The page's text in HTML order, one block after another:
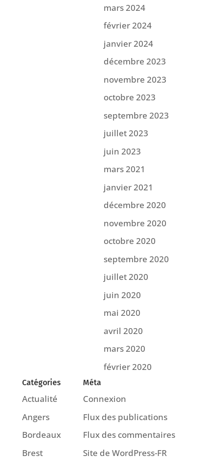
mars 2024
février 2024
janvier 2024
décembre 2023
novembre 2023
octobre 2023
septembre 2023
juillet 2023
juin 2023
mars 2021
janvier 2021
décembre 2020
novembre 2020
octobre 2020
septembre 2020
juillet 2020
juin 2020
mai 2020
avril 2020
mars 2020
février 2020
Catégories
Actualité
Angers
Bordeaux
Brest
Méta
Connexion
Flux des publications
Flux des commentaires
Site de WordPress-FR